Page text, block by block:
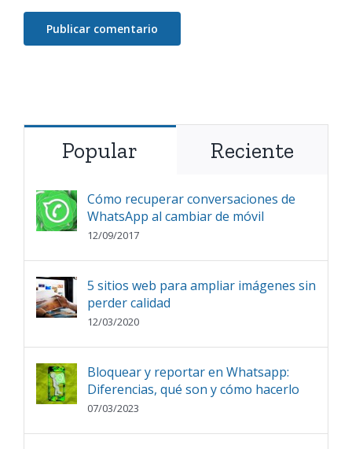
Popular Reciente
Cómo recuperar conversaciones de
WhatsApp al cambiar de móvil
12/09/2017
5 sitios web para ampliar imágenes sin
perder calidad
12/03/2020
Bloquear y reportar en Whatsapp:
Diferencias, qué son y cómo hacerlo
07/03/2023